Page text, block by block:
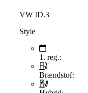
VW ID.3
Style
1. reg.:
Brændstof: